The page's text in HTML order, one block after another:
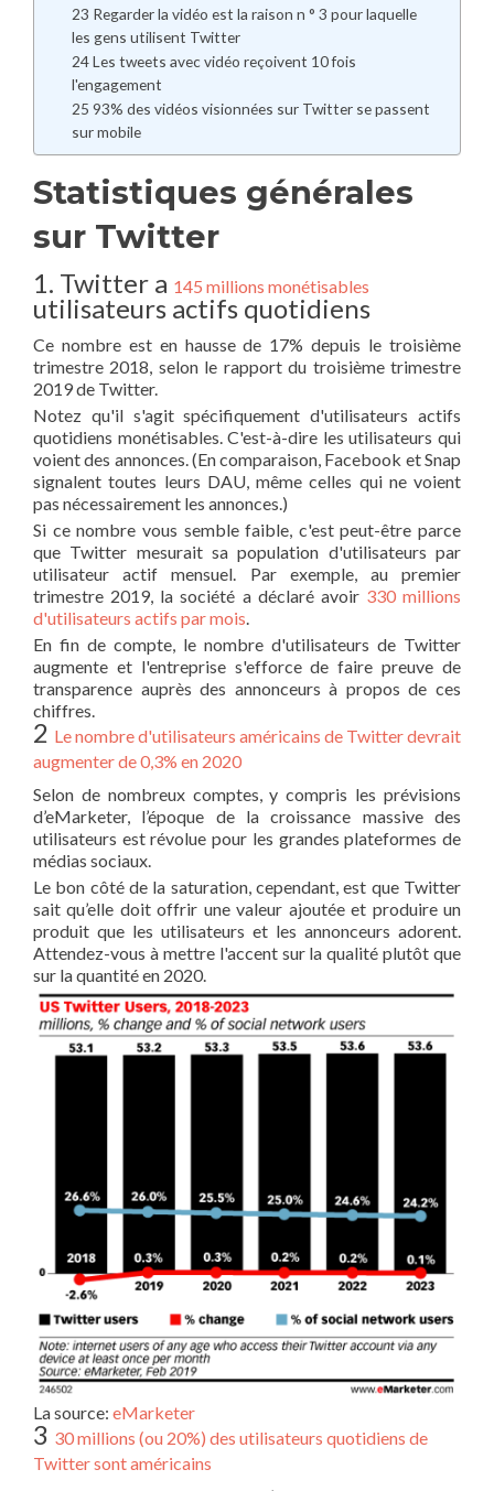
23 Regarder la vidéo est la raison n ° 3 pour laquelle
les gens utilisent Twitter
24 Les tweets avec vidéo reçoivent 10 fois
l'engagement
25 93% des vidéos visionnées sur Twitter se passent
sur mobile
Statistiques générales
sur Twitter
1. Twitter a 145 millions monétisables
utilisateurs actifs quotidiens
Ce nombre est en hausse de 17% depuis le troisième
trimestre 2018, selon le rapport du troisième trimestre
2019 de Twitter.
Notez qu'il s'agit spécifiquement d'utilisateurs actifs
quotidiens monétisables. C'est-à-dire les utilisateurs qui
voient des annonces. (En comparaison, Facebook et Snap
signalent toutes leurs DAU, même celles qui ne voient
pas nécessairement les annonces.)
Si ce nombre vous semble faible, c'est peut-être parce
que Twitter mesurait sa population d'utilisateurs par
utilisateur actif mensuel. Par exemple, au premier
trimestre 2019, la société a déclaré avoir 330 millions
d'utilisateurs actifs par mois.
En fin de compte, le nombre d'utilisateurs de Twitter
augmente et l'entreprise s'efforce de faire preuve de
transparence auprès des annonceurs à propos de ces
chiffres.
2 Le nombre d'utilisateurs américains de Twitter devrait
augmenter de 0,3% en 2020
Selon de nombreux comptes, y compris les prévisions
d’eMarketer, l’époque de la croissance massive des
utilisateurs est révolue pour les grandes plateformes de
médias sociaux.
Le bon côté de la saturation, cependant, est que Twitter
sait qu’elle doit offrir une valeur ajoutée et produire un
produit que les utilisateurs et les annonceurs adorent.
Attendez-vous à mettre l'accent sur la qualité plutôt que
sur la quantité en 2020.
La source: eMarketer
3 30 millions (ou 20%) des utilisateurs quotidiens de
Twitter sont américains